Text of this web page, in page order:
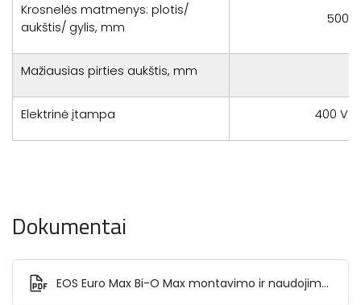
Krosnelės matmenys: plotis/
aukštis/ gylis, mm
500/
Mažiausias pirties aukštis, mm
Elektrinė įtampa 400 V
Dokumentai
EOS Euro Max Bi-O Max montavimo ir naudojimo